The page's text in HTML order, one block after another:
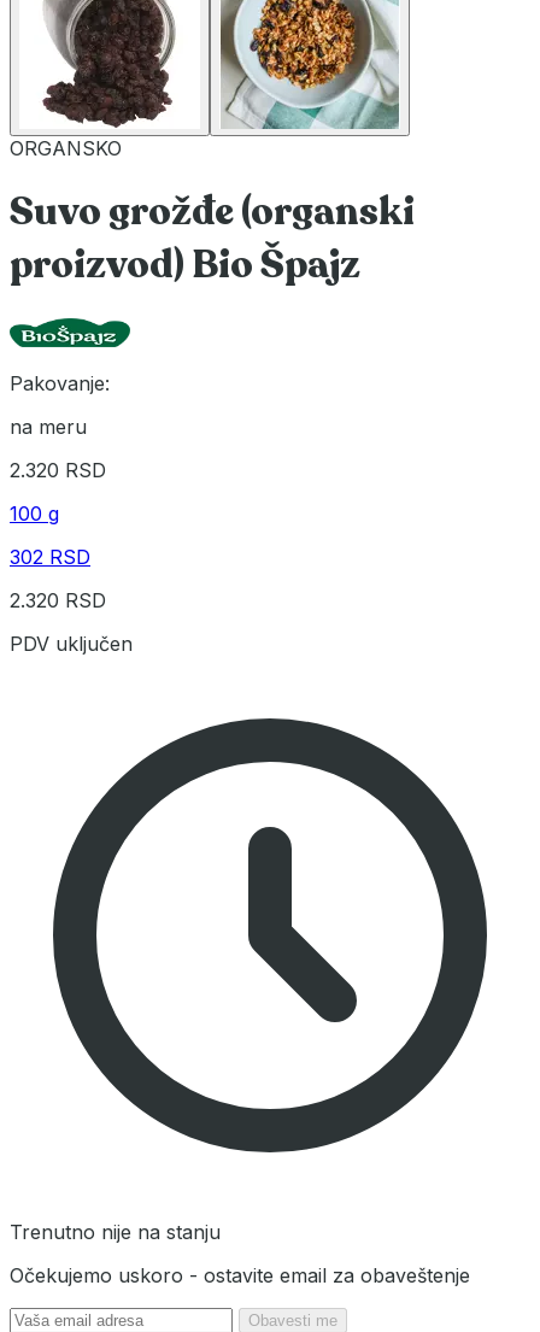
ORGANSKO
Suvo grožđe (organski
proizvod) Bio Špajz
Pakovanje:
na meru
2.320 RSD
100 g
302 RSD
2.320 RSD
PDV uključen
Trenutno nije na stanju
Očekujemo uskoro - ostavite email za obaveštenje
Obavesti me